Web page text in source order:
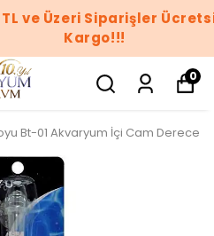
Siparişler Ücretsiz
0
Bt-01 Akvaryum İçi Cam Derece